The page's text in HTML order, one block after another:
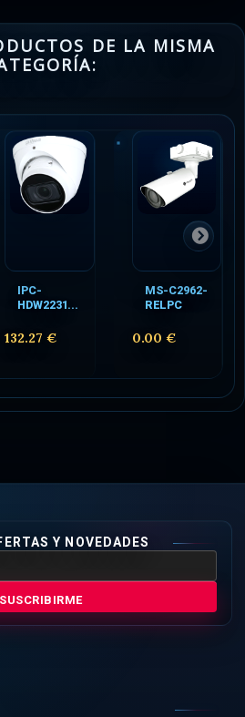
DE LA MISMA
IPC-
HDW2231...
132.27 €
MS-C2962-
RELPC
0.00 €
Y NOVEDADES
SUSCRIBIRME